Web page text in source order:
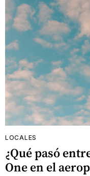
LOCALES
¿Qué pasó
One en el